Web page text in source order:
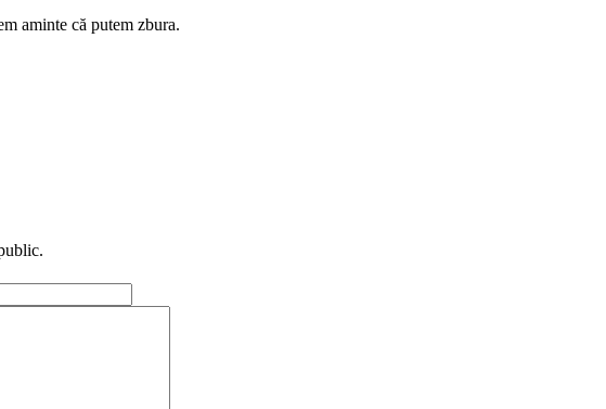
aminte că putem zbura.